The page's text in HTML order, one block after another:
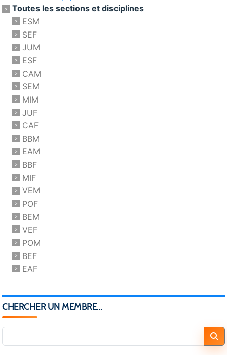
Toutes les sections et disciplines
ESM
SEF
JUM
ESF
CAM
SEM
MIM
JUF
CAF
BBM
EAM
BBF
MIF
VEM
POF
BEM
VEF
POM
BEF
EAF
CHERCHER UN MEMBRE...